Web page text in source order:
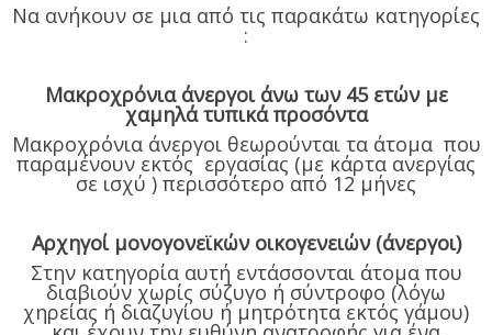
Να ανήκουν σε μια από τις παρακάτω κατηγορίες
:
Μακροχρόνια άνεργοι άνω των 45 ετών με
χαμηλά τυπικά προσόντα
Μακροχρόνια άνεργοι θεωρούνται τα άτομα που
παραμένουν εκτός εργασίας (με κάρτα ανεργίας
σε ισχύ ) περισσότερο από 12 μήνες
Αρχηγοί μονογονεϊκών οικογενειών (άνεργοι)
Στην κατηγορία αυτή εντάσσονται άτομα που
διαβιούν χωρίς σύζυγο ή σύντροφο (λόγω
χηρείας ή διαζυγίου ή μητρότητα εκτός γάμου)